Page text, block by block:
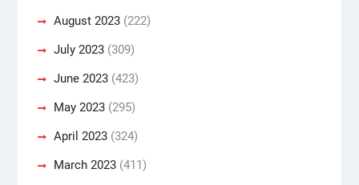
August 2023(222)
July 2023(309)
June 2023(423)
May 2023(295)
April 2023(324)
March 2023(411)